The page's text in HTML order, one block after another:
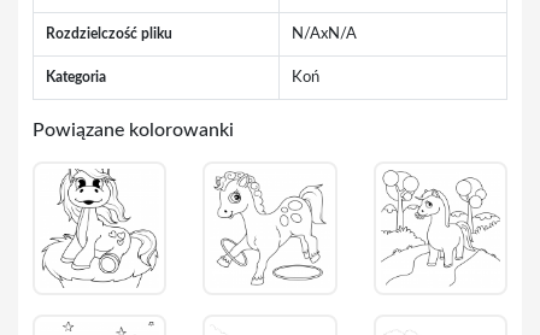
Rozdzielczość pliku N/AxN/A
Kategoria Koń
Powiązane kolorowanki